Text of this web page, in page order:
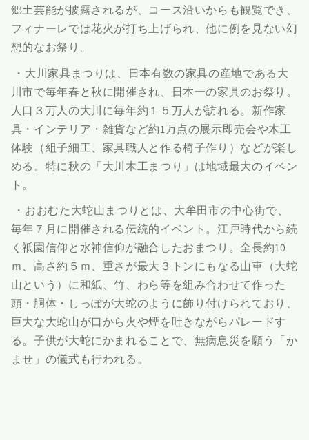
郷土芸能が披露されるが、コース沿いからも観覧でき、
フィナーレでは花火が打ち上げられ、他に例を見ない幻
想的なお祭り。
・大川家具まつりは、日本有数の家具の産地である大
川市で毎年春と秋に開催され、日本一の家具のお祭り。
人口３万人の大川に毎年約１５万人が訪れる。新作家
具・インテリア・雑貨など約1万点の展示即売会や木工
体験（組子細工、家具職人と作る椅子作り）などが楽し
める。特に秋の「大川木工まつり」は地域最大のイベン
ト。
・おおむた大蛇山まつりとは、大牟田市の中心街で、
毎年７月に開催される伝統的イベント。江戸時代から続
く祇園信仰と水神信仰が融合したおまつり。全長約10
ｍ、高さ約５ｍ、重さが最大３トンにもなる山車（大蛇
山という）に和紙、竹、わら等を組み合わせて作った
頭・胴体・しっぽが大蛇のように飾り付けられており、
巨大な大蛇山が口から火や煙を吐きながらパレードす
る。子供が大蛇にかまれることで、無病息災を願う「か
ませ」の儀式も行われる。